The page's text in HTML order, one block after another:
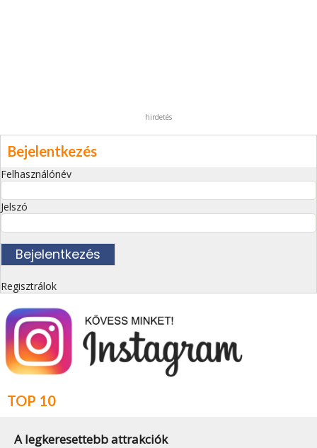
hirdetés
Bejelentkezés
Felhasználónév
Jelszó
Regisztrálok
TOP 10
A legkeresettebb attrakciók